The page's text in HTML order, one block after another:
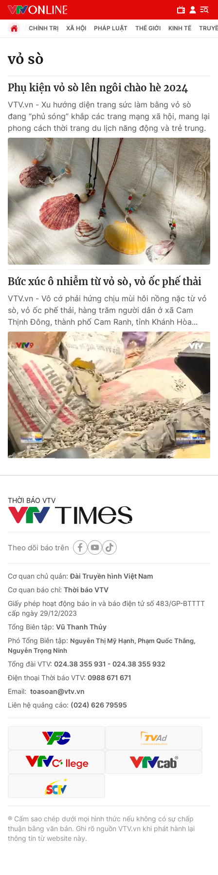
Chuyên mục
Xã hội
Pháp luật
Y tế
Thế giới
Tin tức
Thế giới đó đây
Câu chuyện quốc tế
Kinh tế
Tài chính
Thị trường
Góc doanh nghiệp
Dữ liệu và đời sống
Truyền hình
Phim VTV
Hậu trường
Nhân vật
Khán giả
Giải sao mai
Giải trí
Điện ảnh
Âm nhạc
Sao
Đời sống
Du lịch
Làm đẹp
Chất lượng cuộc sống
Giáo dục
Tuyển sinh
Học trực tuyến
Công nghệ
Hitech Công nghệ tương lai
Sản phẩm
Giao lưu trực tuyến
Chuyên mục khác
Emagazine Podcast
Photo Infographic
Video Shorts video
VTV Money VTV Thể thao
VTV Sức khoẻ
Thị trường 24h Tấm lòng Việt
VTV4
Liên hệ tòa soạn
THỜI BÁO VTV
Theo dõi báo trên
CHÍNH TRỊ XÃ HỘI PHÁP LUẬT THẾ GIỚI KINH TẾ
vỏ sò
Phụ kiện vỏ sò lên ngôi chào hè 2024
VTV.vn - Xu hướng diện trang sức làm bằng vỏ sò
đang “phủ sóng” khắp các trang mạng xã hội, mang lại
phong cách thời trang du lịch năng động và trẻ trung.
Bức xúc ô nhiễm từ vỏ sò, vỏ ốc phế thải
VTV.vn - Vô cớ phải hứng chịu mùi hôi nồng nặc từ vỏ
sò, vỏ ốc phế thải, hàng trăm người dân ở xã Cam
Thịnh Đông, thành phố Cam Ranh, tỉnh Khánh Hòa...
THỜI BÁO VTV
Theo dõi báo trên
Cơ quan chủ quản:Đài Truyền hình Việt Nam
Cơ quan báo chí: Thời báo VTV
Giấy phép hoạt động báo in và báo điện tử số 483/GP-BTTTT
cấp ngày 29/12/2023
Tổng Biên tập: Vũ Thanh Thủy
Phó Tổng Biên tập: Nguyễn Thị Mỹ Hạnh, Phạm Quốc Thắng,
Nguyễn Trọng Ninh
Tổng đài VTV: 024.38 355 931 - 024.38 355 932
Ðiện thoại Thời báo VTV: 0988 671 671
Email: toasoan@vtv.vn
Liên hệ quảng cáo: (024) 626 79595
® Cấm sao chép dưới mọi hình thức nếu không có sự chấp
thuận bằng văn bản. Ghi rõ nguồn VTV.vn khi phát hành lại
thông tin từ website này.